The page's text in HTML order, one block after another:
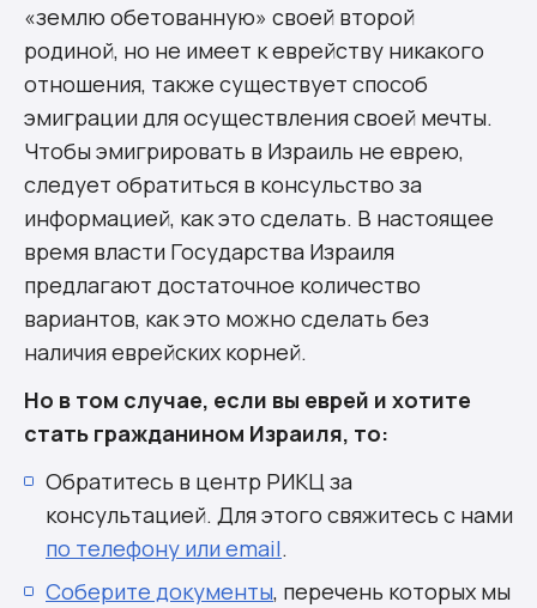
«землю обетованную» своей второй
родиной, но не имеет к еврейству никакого
отношения, также существует способ
эмиграции для осуществления своей мечты.
Чтобы эмигрировать в Израиль не еврею,
следует обратиться в консульство за
информацией, как это сделать. В настоящее
время власти Государства Израиля
предлагают достаточное количество
вариантов, как это можно сделать без
наличия еврейских корней.
Но в том случае, если вы еврей и хотите
стать гражданином Израиля, то:
Обратитесь в центр РИКЦ за
консультацией. Для этого свяжитесь с нами
по телефону или email.
Соберите документы, перечень которых мы